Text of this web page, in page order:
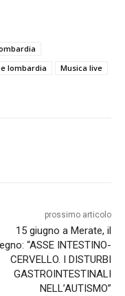
lombardia
Musica live
prossimo articolo
15 giugno a Merate, il
“ASSE INTESTINO-
CERVELLO. I DISTURBI
GASTROINTESTINALI
NELL’AUTISMO”